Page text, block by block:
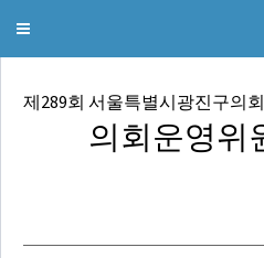
광진구의
Toggle
제289회 서울특별시광진구의
의회운영위